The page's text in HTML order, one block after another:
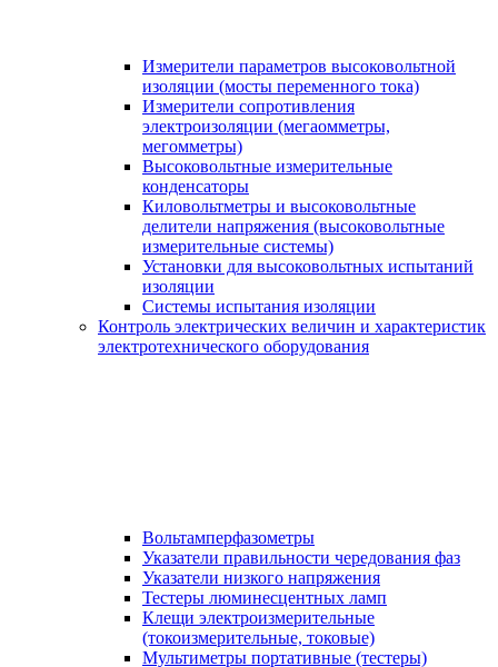
Измерители параметров высоковольтной
изоляции (мосты переменного тока)
Измерители сопротивления
электроизоляции (мегаомметры,
мегомметры)
Высоковольтные измерительные
конденсаторы
Киловольтметры и высоковольтные
делители напряжения (высоковольтные
измерительные системы)
Установки для высоковольтных испытаний
изоляции
Системы испытания изоляции
Контроль электрических величин и характеристик
электротехнического оборудования
Вольтамперфазометры
Указатели правильности чередования фаз
Указатели низкого напряжения
Тестеры люминесцентных ламп
Клещи электроизмерительные
(токоизмерительные, токовые)
Мультиметры портативные (тестеры)